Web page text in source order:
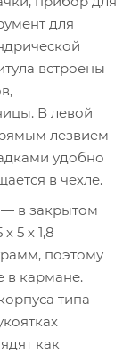
для
встроены
В левой
лезвием
удобно
в чехле.
— в закрытом
5 х 1,8
поэтому
в кармане.
типа
как